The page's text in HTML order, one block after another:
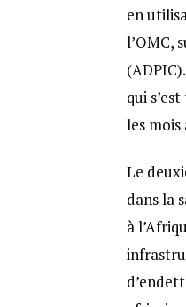
en
l’OMC,
qui
les mois
Le
dans la
à